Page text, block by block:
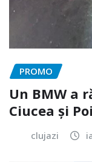
PROMO
Un BMW a
Ciucea și
clujazi